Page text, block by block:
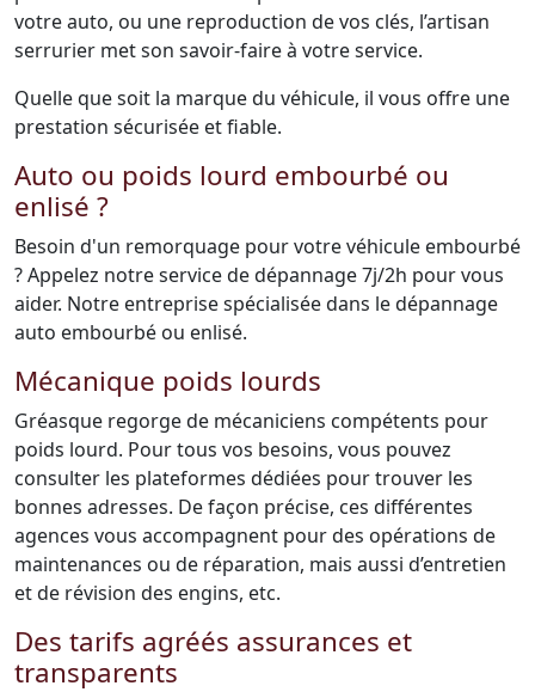
votre auto, ou une reproduction de vos clés, l’artisan
serrurier met son savoir-faire à votre service.
Quelle que soit la marque du véhicule, il vous offre une
prestation sécurisée et fiable.
Auto ou poids lourd embourbé ou
enlisé ?
Besoin d'un remorquage pour votre véhicule embourbé
? Appelez notre service de dépannage 7j/2h pour vous
aider. Notre entreprise spécialisée dans le dépannage
auto embourbé ou enlisé.
Mécanique poids lourds
Gréasque regorge de mécaniciens compétents pour
poids lourd. Pour tous vos besoins, vous pouvez
consulter les plateformes dédiées pour trouver les
bonnes adresses. De façon précise, ces différentes
agences vous accompagnent pour des opérations de
maintenances ou de réparation, mais aussi d’entretien
et de révision des engins, etc.
Des tarifs agréés assurances et
transparents